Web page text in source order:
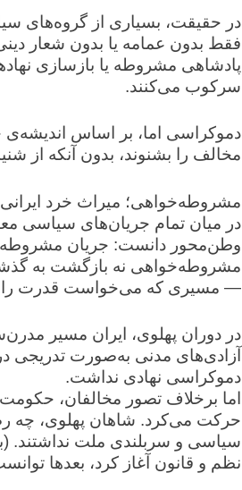
در حقیقت، بسیاری از گروه‌های
فقط بدون عمامه یا بدون شعار
پادشاهی مشروطه یا بازسازی
سرکوب می‌کنند.
دموکراسی اما، بر اساس اندیشه‌ی
مخالف را بشنوند، بدون آنکه از
مشروطه‌خواهی؛ میراث خرد ایرانی
در میان تمام جریان‌های سیاسی
وطن‌محور دانست: جریان
مشروطه‌خواهی نه بازگشت به
— مسیری که می‌خواست قدرت را در
در دوران پهلوی، ایران مسیر
آزادی‌های مدنی به‌صورت تدریجی
دموکراسی نهادی نداشت.
اما برخلاف تصور مخالفان،
حرکت می‌کرد. شاهان پهلوی، چه
سیاسی و سربلندی ملت نداشتند.
نظم و قانون آغاز کرد، بعدها